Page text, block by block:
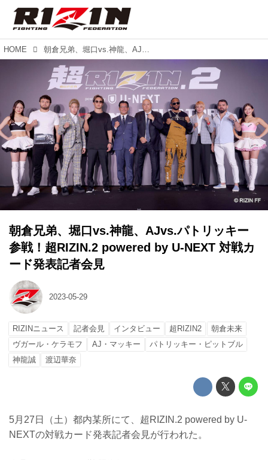
HOME 朝倉兄弟、堀口vs.神龍、AJvs.パトリッキー参戦！超RIZIN.2 powered by U-NEXT 対戦カード発表記者会見
朝倉兄弟、堀口vs.神龍、AJvs.パトリッキー
参戦！超RIZIN.2 powered by U-NEXT 対戦カ
ード発表記者会見
2023-05-29
RIZINニュース 記者会見 インタビュー 超RIZIN2
朝倉未来
ヴガール・ケラモフ
AJ・マッキー
パトリッキー・ピットブル
神龍誠
渡辺華奈
5月27日（土）都内某所にて、超RIZIN.2 powered by U-
NEXTの対戦カード発表記者会見が行われた。